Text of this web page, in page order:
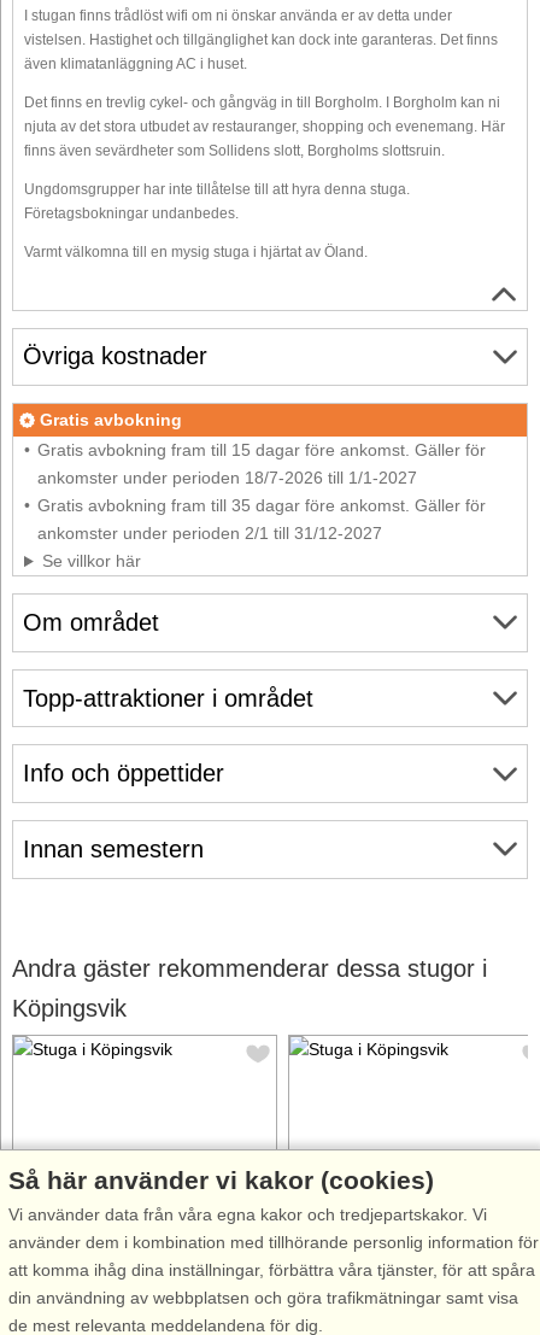
I stugan finns trådlöst wifi om ni önskar använda er av detta under
vistelsen. Hastighet och tillgänglighet kan dock inte garanteras. Det finns
även klimatanläggning AC i huset.
Det finns en trevlig cykel- och gångväg in till Borgholm. I Borgholm kan ni
njuta av det stora utbudet av restauranger, shopping och evenemang. Här
finns även sevärdheter som Sollidens slott, Borgholms slottsruin.
Ungdomsgrupper har inte tillåtelse till att hyra denna stuga.
Företagsbokningar undanbedes.
Varmt välkomna till en mysig stuga i hjärtat av Öland.
Om området
Info och öppettider
Innan semestern
Övriga kostnader
Gratis avbokning
Gratis avbokning fram till 15 dagar före ankomst. Gäller för
ankomster under perioden 18/7-2026 till 1/1-2027
Gratis avbokning fram till 35 dagar före ankomst. Gäller för
ankomster under perioden 2/1 till 31/12-2027
Se villkor här
Topp-attraktioner i området
Andra gäster rekommenderar dessa stugor i
Köpingsvik
Stugnr: 58151
Köpingsvik
8 personer, 80 m²
300 m till sjö/hav:.
Trevligt hus med tillhörande
Stugnr: 29824
Köpingsvik
6 personer, 80 m²
2,0 km till sjö/hav:.
Välkomna till ett härligt
Så här använder vi kakor (cookies)
Vi använder data från våra egna kakor och tredjepartskakor. Vi
använder dem i kombination med tillhörande personlig information för
att komma ihåg dina inställningar, förbättra våra tjänster, för att spåra
din användning av webbplatsen och göra trafikmätningar samt visa
de mest relevanta meddelandena för dig.